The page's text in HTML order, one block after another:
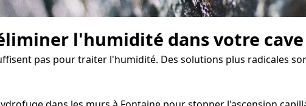
l'humidité dans votre cave
pas pour traiter l'humidité. Des solutions plus radicales